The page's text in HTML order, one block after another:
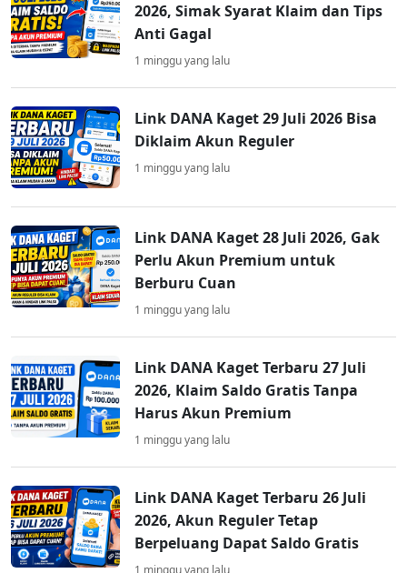
2026, Simak Syarat Klaim dan Tips
Anti Gagal
1 minggu yang lalu
Link DANA Kaget 29 Juli 2026 Bisa
Diklaim Akun Reguler
1 minggu yang lalu
Link DANA Kaget 28 Juli 2026, Gak
Perlu Akun Premium untuk
Berburu Cuan
1 minggu yang lalu
Link DANA Kaget Terbaru 27 Juli
2026, Klaim Saldo Gratis Tanpa
Harus Akun Premium
1 minggu yang lalu
Link DANA Kaget Terbaru 26 Juli
2026, Akun Reguler Tetap
Berpeluang Dapat Saldo Gratis